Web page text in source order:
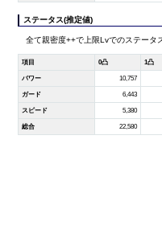
ステータス(推定値)
全て親密度++で上限Lvでのステータ
項目 0凸 1凸
パワー 10,757
ガード 6,443
スピード 5,380
総合 22,580